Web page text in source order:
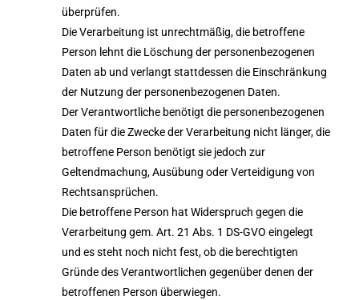
überprüfen.
Die Verarbeitung ist unrechtmäßig, die betroffene
Person lehnt die Löschung der personenbezogenen
Daten ab und verlangt stattdessen die Einschränkung
der Nutzung der personenbezogenen Daten.
Der Verantwortliche benötigt die personenbezogenen
Daten für die Zwecke der Verarbeitung nicht länger, die
betroffene Person benötigt sie jedoch zur
Geltendmachung, Ausübung oder Verteidigung von
Rechtsansprüchen.
Die betroffene Person hat Widerspruch gegen die
Verarbeitung gem. Art. 21 Abs. 1 DS-GVO eingelegt
und es steht noch nicht fest, ob die berechtigten
Gründe des Verantwortlichen gegenüber denen der
betroffenen Person überwiegen.